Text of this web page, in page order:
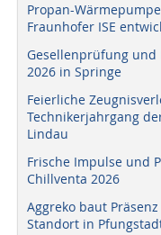
Propan-
Fraunhofer ISE
Gesellenprüfung
2026 in Springe
Feierliche
Technikerjahrgang
Lindau
Frische Impulse und
Chillventa 2026
Aggreko baut
Standort in